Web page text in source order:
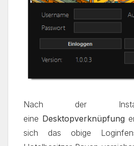
Nach der
eine Desktopverknüpfung
sich das obige